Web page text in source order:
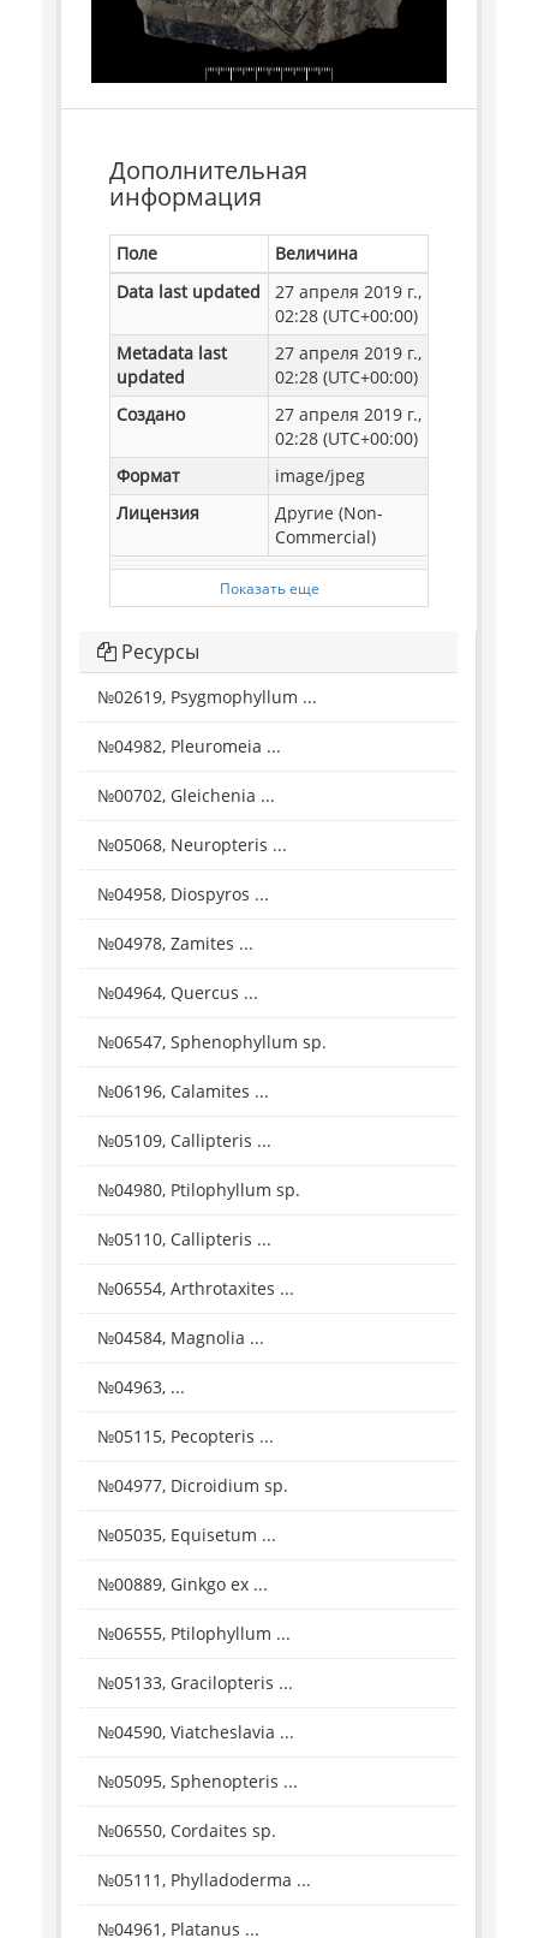
Дополнительная
информация
Поле
Величина
Data last updated
27 апреля 2019 г.,
02:28 (UTC+00:00)
Metadata last
updated
27 апреля 2019 г.,
02:28 (UTC+00:00)
Создано
27 апреля 2019 г.,
02:28 (UTC+00:00)
Формат
image/jpeg
Лицензия
Другие (Non-
Commercial)
Показать еще
Ресурсы
№02619, Psygmophyllum ...
№04982, Pleuromeia ...
№00702, Gleichenia ...
№05068, Neuropteris ...
№04958, Diospyros ...
№04978, Zamites ...
№04964, Quercus ...
№06547, Sphenophyllum sp.
№06196, Calamites ...
№05109, Callipteris ...
№04980, Ptilophyllum sp.
№05110, Callipteris ...
№06554, Arthrotaxites ...
№04584, Magnolia ...
№04963, ...
№05115, Pecopteris ...
№04977, Dicroidium sp.
№05035, Equisetum ...
№00889, Ginkgo ex ...
№06555, Ptilophyllum ...
№05133, Gracilopteris ...
№04590, Viatcheslavia ...
№05095, Sphenopteris ...
№06550, Cordaites sp.
№05111, Phylladoderma ...
№04961, Platanus ...